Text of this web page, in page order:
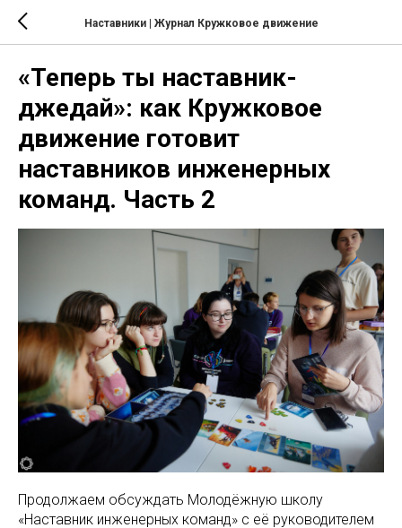
Наставники | Журнал Кружковое движение
«Теперь ты наставник-
джедай»: как Кружковое
движение готовит
наставников инженерных
команд. Часть 2
Продолжаем обсуждать Молодёжную школу
«Наставник инженерных команд» с её руководителем